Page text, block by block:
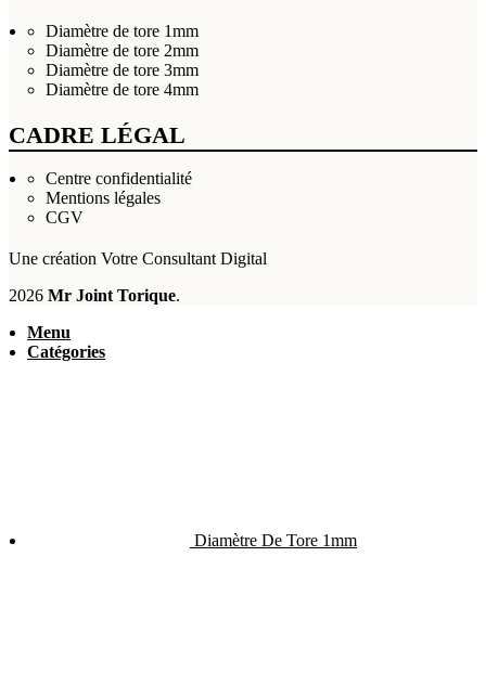
Diamètre de tore 1mm
Diamètre de tore 2mm
Diamètre de tore 3mm
Diamètre de tore 4mm
CADRE LÉGAL
Centre confidentialité
Mentions légales
CGV
Une création Votre Consultant Digital
2026 Mr Joint Torique.
Menu
Catégories
Diamètre De Tore 1mm